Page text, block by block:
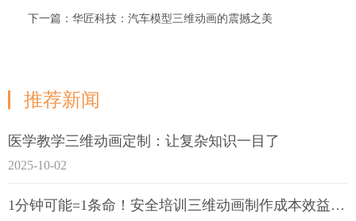
下一篇：华匠科技：汽车模型三维动画的震撼之美
推荐新闻
医学教学三维动画定制：让复杂知识一目了
2025-10-02
1分钟可能=1条命！安全培训三维动画制作成本效益深度拆解